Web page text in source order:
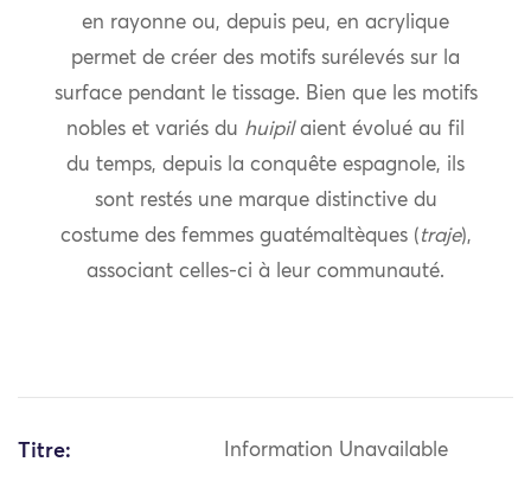
en rayonne ou, depuis peu, en acrylique
permet de créer des motifs surélevés sur la
surface pendant le tissage. Bien que les motifs
nobles et variés du huipilaient évolué au fil
du temps, depuis la conquête espagnole, ils
sont restés une marque distinctive du
costume des femmes guatémaltèques (traje),
associant celles-ci à leur communauté.
Titre: Information Unavailable